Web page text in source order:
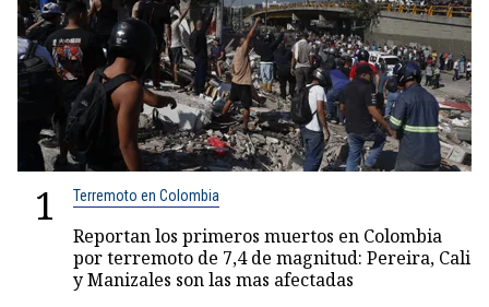
1 Terremoto en Colombia
Reportan los primeros muertos en Colombia
por terremoto de 7,4 de magnitud: Pereira, Cali
y Manizales son las mas afectadas